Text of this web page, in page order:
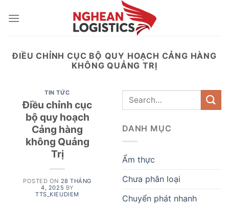
ĐIỀU CHỈNH CỤC BỘ QUY HOẠCH CẢNG HÀNG
KHÔNG QUẢNG TRỊ
TIN TỨC
Điều chỉnh cục
bộ quy hoạch
Cảng hàng
không Quảng
Trị
POSTED ON 28 THÁNG
4, 2025 BY
TTS_KIEUDIEM
DANH MỤC
Ẩm thực
Chưa phân loại
Chuyển phát nhanh